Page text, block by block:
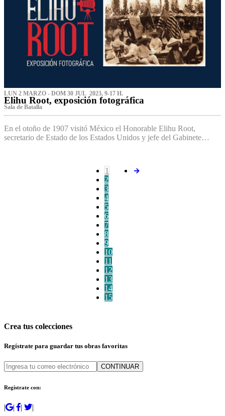
LUN 2 MARZO - DOM 30 JUL 2023, 9-17 H.
Elihu Root, exposición fotográfica
Sala de Batalla
En el otoño de 1907 visitó México el Honorable Elihu Root,
secretario de Estado de los Estados Unidos y jefe del Gabinete…
1
2
3
4
5
6
7
8
9
10
11
12
13
14
15
Crea tus colecciones
Regístrate para guardar tus obras favoritas
CONTINUAR
Regístrate con:
| | | |